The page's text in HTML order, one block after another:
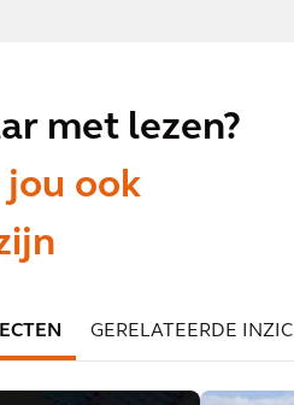
met lezen?
jou ook
GERELATEERDE